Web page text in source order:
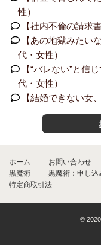
性）
【社内不倫の請求
【あの地獄みたい
代・女性）
【“バレない”と信
代・女性）
【結婚できない女
ホーム お問い合わせ
黒魔術
黒魔術：申し込
特定商取引法
©